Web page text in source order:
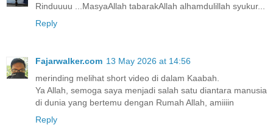
Rinduuuu ...MasyaAllah tabarakAllah alhamdulillah syukur...
Reply
Fajarwalker.com 13 May 2026 at 14:56
merinding melihat short video di dalam Kaabah.
Ya Allah, semoga saya menjadi salah satu diantara manusia
di dunia yang bertemu dengan Rumah Allah, amiiiin
Reply